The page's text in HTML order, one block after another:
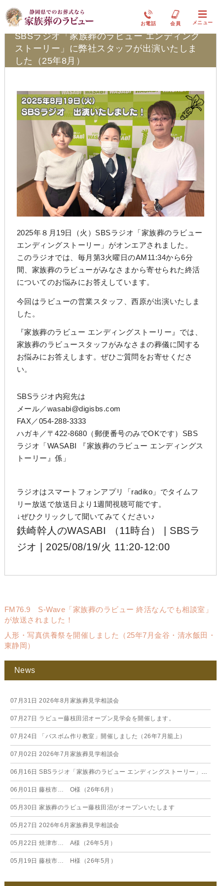
お電話 会員 メニュー
ふれ愛ブログ
SBSラジオ「家族葬のラビュー エンディング
ストーリー」に弊社スタッフが出演いたしま
した（25年8月）
2025年８月19日（火）SBSラジオ「家族葬のラビュー
エンディングストーリー」がオンエアされました。
このラジオでは、毎月第3火曜日のAM11:34から6分
間、家族葬のラビューがみなさまから寄せられた終活
についてのお悩みにお答えしています。
今回はラビューの営業スタッフ、西原が出演いたしま
した。
『家族葬のラビュー エンディングストーリー』では、
家族葬のラビュースタッフがみなさまの葬儀に関する
お悩みにお答えします。ぜひご質問をお寄せくださ
い。
SBSラジオ内宛先は
メール／wasabi@digisbs.com
FAX／054-288-3333
ハガキ／〒422-8680（郵便番号のみでOKです）SBS
ラジオ「WASABI 『家族葬のラビュー エンディングス
トーリー』係」
ラジオはスマートフォンアプリ「radiko」でタイムフ
リー放送で放送日より1週間視聴可能です。
↓ぜひクリックして聞いてみてください♪
鉄崎幹人のWASABI （11時台） | SBSラ
ジオ | 2025/08/19/火 11:20-12:00
FM76.9 S-Wave「家族葬のラビュー 終活なんでも相談室」
が放送されました！
人形・写真供養祭を開催しました（25年7月金谷・清水飯田・
東静岡）
News
07月31日 2026年8月家族葬見学相談会
07月27日 ラビュー藤枝田沼オープン見学会を開催します。
07月24日 「バスボム作り教室」開催しました（26年7月籠上）
07月02日 2026年7月家族葬見学相談会
06月16日 SBSラジオ「家族葬のラビュー エンディングストーリー」に弊社スタッフが出演いたしました（26年6月）
06月01日 藤枝市… O様（26年6月）
05月30日 家族葬のラビュー藤枝田沼がオープンいたします
05月27日 2026年6月家族葬見学相談会
05月22日 焼津市… A様（26年5月）
05月19日 藤枝市… H様（26年5月）